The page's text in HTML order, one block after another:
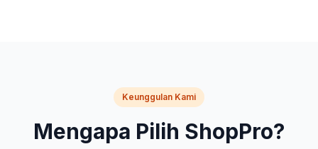
Keunggulan Kami
Mengapa Pilih ShopPro?